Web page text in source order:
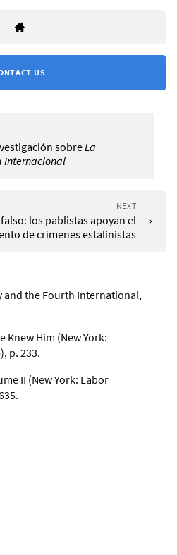
US
sobreLa
Internacional
NEXT
los pablistas apoyan el
de crímenes estalinistas
and the Fourth International,
Knew Him (New York:
p. 233.
II (New York: Labor